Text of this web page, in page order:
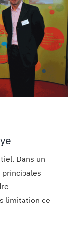
Dans un
principales
limitation de